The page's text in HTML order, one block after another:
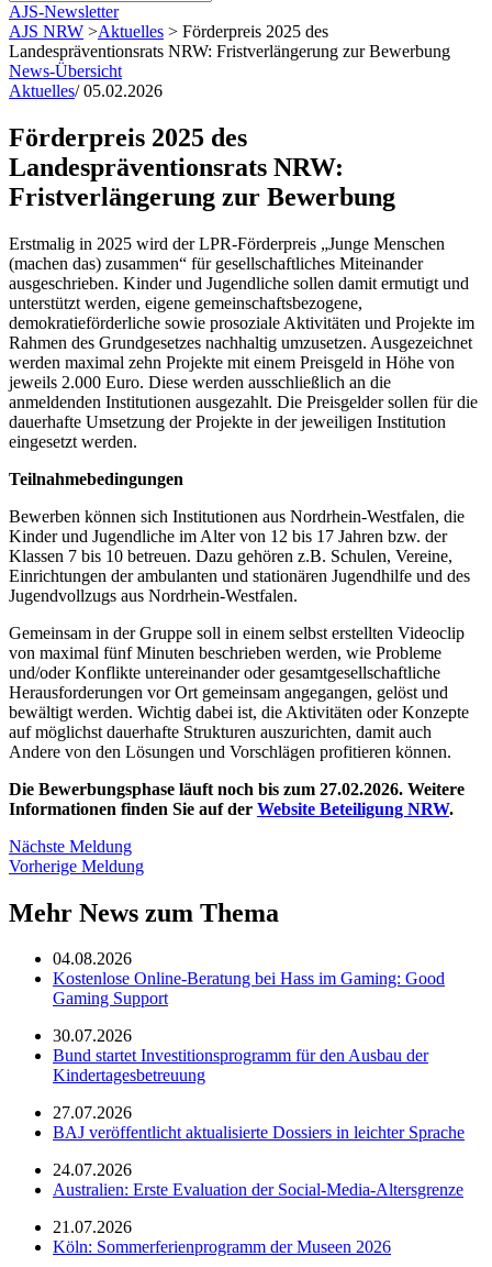
AJS-Newsletter
AJS NRW >Aktuelles > Förderpreis 2025 des
Landespräventionsrats NRW: Fristverlängerung zur Bewerbung
News-Übersicht
Aktuelles/05.02.2026
Förderpreis 2025 des
Landespräventionsrats NRW:
Fristverlängerung zur Bewerbung
Erstmalig in 2025 wird der LPR-Förderpreis „Junge Menschen
(machen das) zusammen“ für gesellschaftliches Miteinander
ausgeschrieben. Kinder und Jugendliche sollen damit ermutigt und
unterstützt werden, eigene gemeinschaftsbezogene,
demokratieförderliche sowie prosoziale Aktivitäten und Projekte im
Rahmen des Grundgesetzes nachhaltig umzusetzen. Ausgezeichnet
werden maximal zehn Projekte mit einem Preisgeld in Höhe von
jeweils 2.000 Euro. Diese werden ausschließlich an die
anmeldenden Institutionen ausgezahlt. Die Preisgelder sollen für die
dauerhafte Umsetzung der Projekte in der jeweiligen Institution
eingesetzt werden.
Teilnahmebedingungen
Bewerben können sich Institutionen aus Nordrhein-Westfalen, die
Kinder und Jugendliche im Alter von 12 bis 17 Jahren bzw. der
Klassen 7 bis 10 betreuen. Dazu gehören z.B. Schulen, Vereine,
Einrichtungen der ambulanten und stationären Jugendhilfe und des
Jugendvollzugs aus Nordrhein-Westfalen.
Gemeinsam in der Gruppe soll in einem selbst erstellten Videoclip
von maximal fünf Minuten beschrieben werden, wie Probleme
und/oder Konflikte untereinander oder gesamtgesellschaftliche
Herausforderungen vor Ort gemeinsam angegangen, gelöst und
bewältigt werden. Wichtig dabei ist, die Aktivitäten oder Konzepte
auf möglichst dauerhafte Strukturen auszurichten, damit auch
Andere von den Lösungen und Vorschlägen profitieren können.
Die Bewerbungsphase läuft noch bis zum 27.02.2026. Weitere
Informationen finden Sie auf der Website Beteiligung NRW.
Nächste Meldung
Vorherige Meldung
Mehr News zum Thema
04.08.2026
Kostenlose Online-Beratung bei Hass im Gaming: Good
Gaming Support
30.07.2026
Bund startet Investitionsprogramm für den Ausbau der
Kindertagesbetreuung
27.07.2026
BAJ veröffentlicht aktualisierte Dossiers in leichter Sprache
24.07.2026
Australien: Erste Evaluation der Social-Media-Altersgrenze
21.07.2026
Köln: Sommerferienprogramm der Museen 2026